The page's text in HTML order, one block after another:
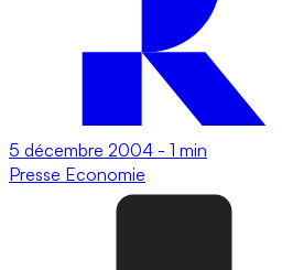
5 décembre 2004 - 1 min
Presse Economie